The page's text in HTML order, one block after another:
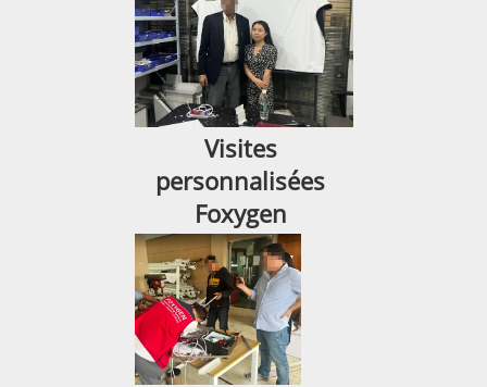
Visites
personnalisées
Foxygen